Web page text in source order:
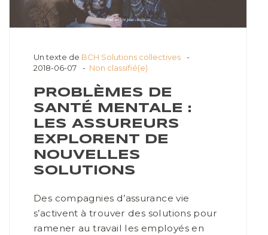
Un texte de BCH Solutions collectives
2018-06-07
Non classifié(e)
PROBLÈMES DE
SANTÉ MENTALE :
LES ASSUREURS
EXPLORENT DE
NOUVELLES
SOLUTIONS
Des compagnies d’assurance vie
s’activent à trouver des solutions pour
ramener au travail les employés en